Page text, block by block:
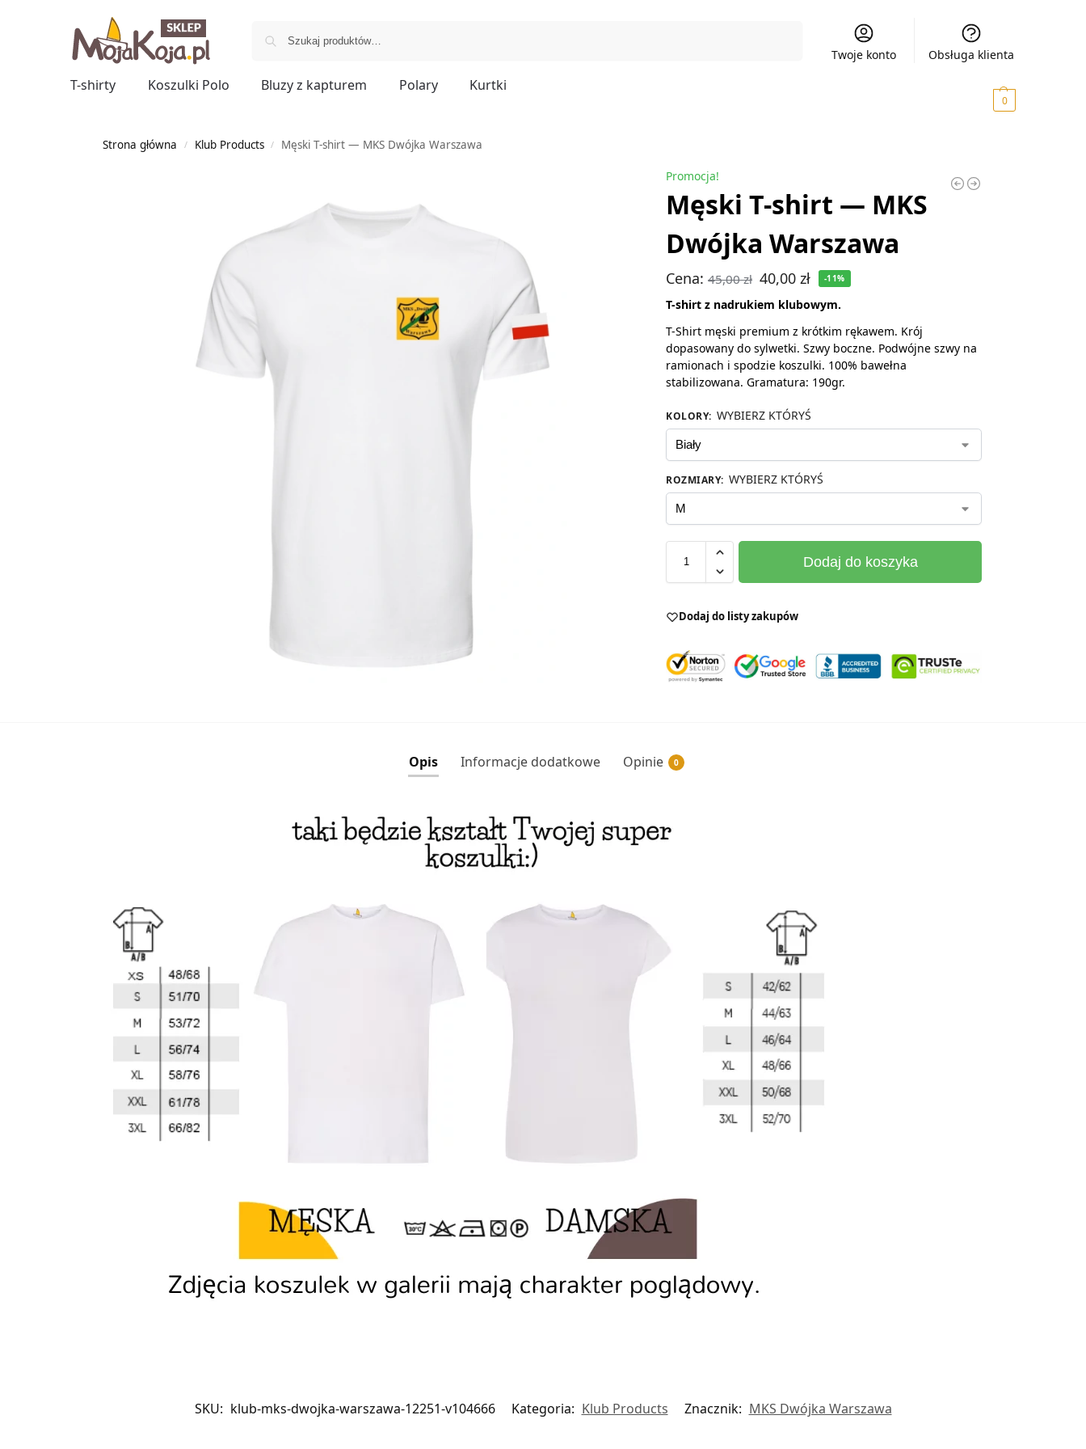
Twoje konto Obsługa klienta
T-shirty Koszulki Polo Bluzy z kapturem Polary
Kurtki
0
Strona główna / Klub Products / Męski T-shirt — MKS Dwójka Warszawa
Promocja!
Męski T-shirt — MKS
Dwójka Warszawa
Cena:45,00zł 40,00 zł -11%
T-shirt z nadrukiem klubowym.
T-Shirt męski premium z krótkim rękawem. Krój
dopasowany do sylwetki. Szwy boczne. Podwójne szwy na
ramionach i spodzie koszulki. 100% bawełna
stabilizowana. Gramatura: 190gr.
KOLORY: WYBIERZ KTÓRYŚ
ROZMIARY: WYBIERZ KTÓRYŚ
Dodaj do koszyka
Dodaj do listy zakupów
Opis Informacje dodatkowe Opinie 0
SKU: klub-mks-dwojka-warszawa-12251-v104666 Kategoria: Klub Products Znacznik: MKS Dwójka Warszawa